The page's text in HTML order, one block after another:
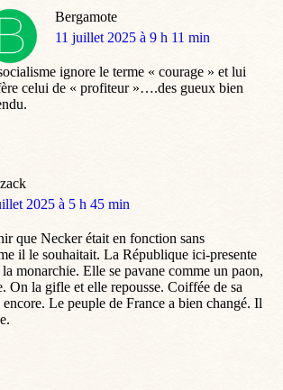
Bergamote
dit
11 juillet 2025 à 9 h 11 min
ignore le terme « courage » et lui
celui de « profiteur »….des gueux bien
2025 à 5 h 45 min
que Necker était en fonction sans
il le souhaitait. La République ici-presente
monarchie. Elle se pavane comme un paon,
On la gifle et elle repousse. Coiffée de sa
Le peuple de France a bien changé. Il